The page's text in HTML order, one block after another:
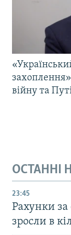
війну та
ОСТАННІ
23:45
Рахунки за
зросли в